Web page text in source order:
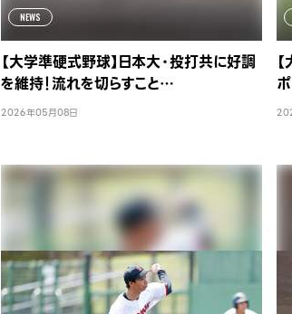
NEWS
【大学準硬式野球】日本大・投打共に好調
を維持！流れを切らすこと…
2026年05月08日